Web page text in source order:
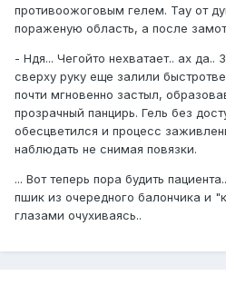
противоожоговым гелем. Тау от
пораженую область, а после
- Ндя... Чегойто нехватает.. ах да..
сверху руку еще залили
почти мгновенно застыл,
прозрачный панцирь. Гель без
обесцветился и процесс
наблюдать не снимая повязки.
... Вот теперь пора будить
пшик из очередного балончика и
глазами очухиваясь..